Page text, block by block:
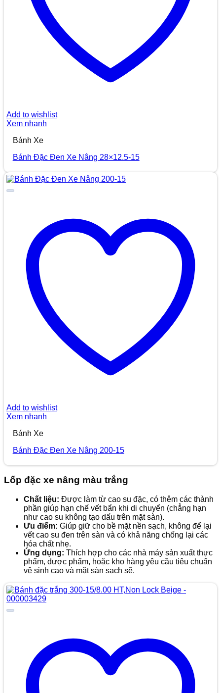
Add to wishlist
Xem nhanh
Bánh Xe
Bánh Đặc Đen Xe Nâng 28×12.5-15
Add to wishlist
Xem nhanh
Bánh Xe
Bánh Đặc Đen Xe Nâng 200-15
Lốp đặc xe nâng màu trắng
Chất liệu: Được làm từ cao su đặc, có thêm các thành
phần giúp hạn chế vết bẩn khi di chuyển (chẳng hạn
như cao su không tạo dấu trên mặt sàn).
Ưu điểm: Giúp giữ cho bề mặt nền sạch, không để lại
vết cao su đen trên sàn và có khả năng chống lại các
hóa chất nhẹ.
Ứng dụng: Thích hợp cho các nhà máy sản xuất thực
phẩm, dược phẩm, hoặc kho hàng yêu cầu tiêu chuẩn
vệ sinh cao và mặt sàn sạch sẽ.